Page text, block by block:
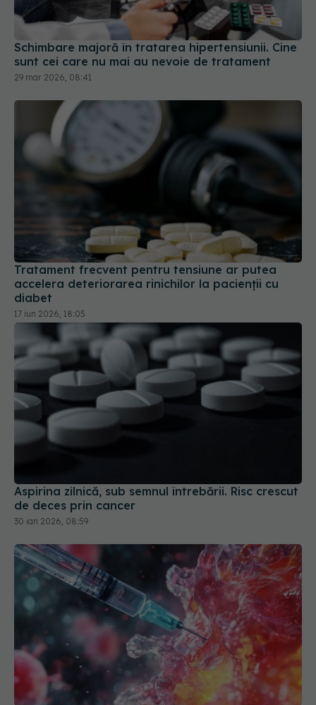
Schimbare majoră în tratarea hipertensiunii. Cine
sunt cei care nu mai au nevoie de tratament
29 mar 2026, 08:41
Tratament frecvent pentru tensiune ar putea
accelera deteriorarea rinichilor la pacienții cu
diabet
17 iun 2026, 18:05
Aspirina zilnică, sub semnul întrebării. Risc crescut
de deces prin cancer
30 ian 2026, 08:59